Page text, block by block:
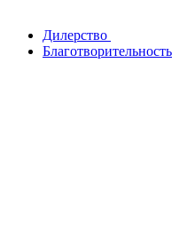
Дилерство
Благотворительность